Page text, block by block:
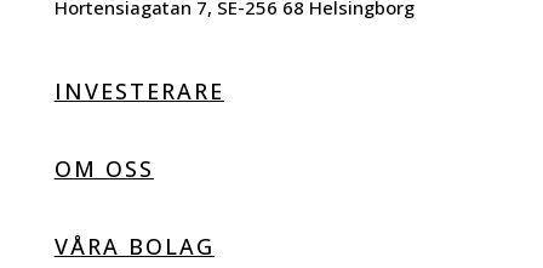
Hortensiagatan 7, SE-256 68 Helsingborg
INVESTERARE
OM OSS
VÅRA BOLAG